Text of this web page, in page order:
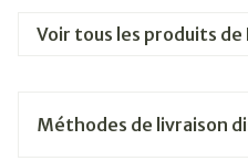
Voir tous les produits de
Méthodes de livraison